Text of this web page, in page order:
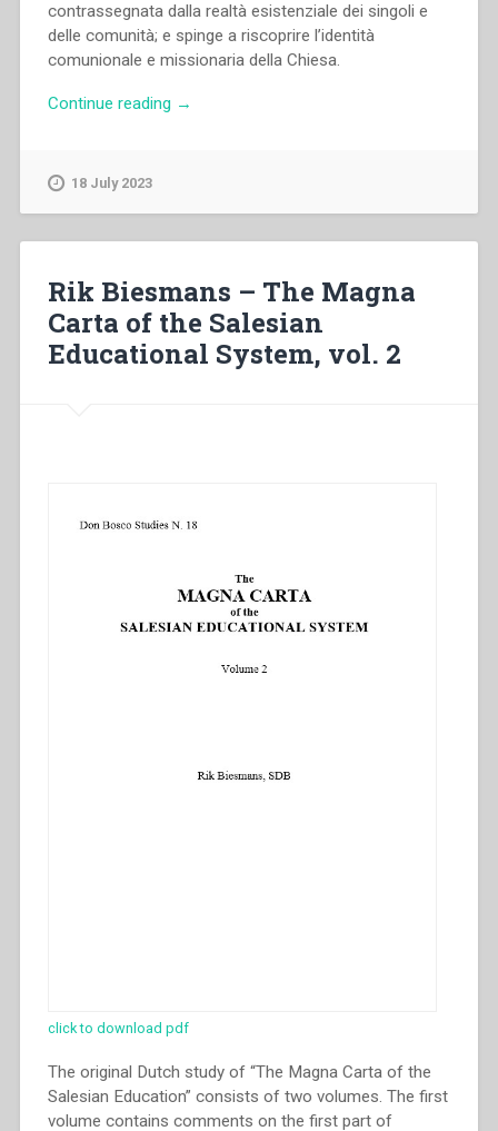
contrassegnata dalla realtà esistenziale dei singoli e
delle comunità; e spinge a riscoprire l’identità
comunionale e missionaria della Chiesa.
Continue reading “Rosangela
religione
oggi?”
→
18 July 2023
Rik Biesmans – The Magna
Carta of the Salesian
Educational System, vol. 2
click to download pdf
The original Dutch study of “The Magna Carta of the
Salesian Education” consists of two volumes. The first
volume contains comments on the first part of